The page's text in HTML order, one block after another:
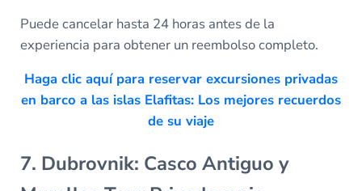
Puede cancelar hasta 24 horas antes de la
experiencia para obtener un reembolso completo.
Haga clic aquí para reservar excursiones privadas
en barco a las islas Elafitas: Los mejores recuerdos
de su viaje
7. Dubrovnik: Casco Antiguo y